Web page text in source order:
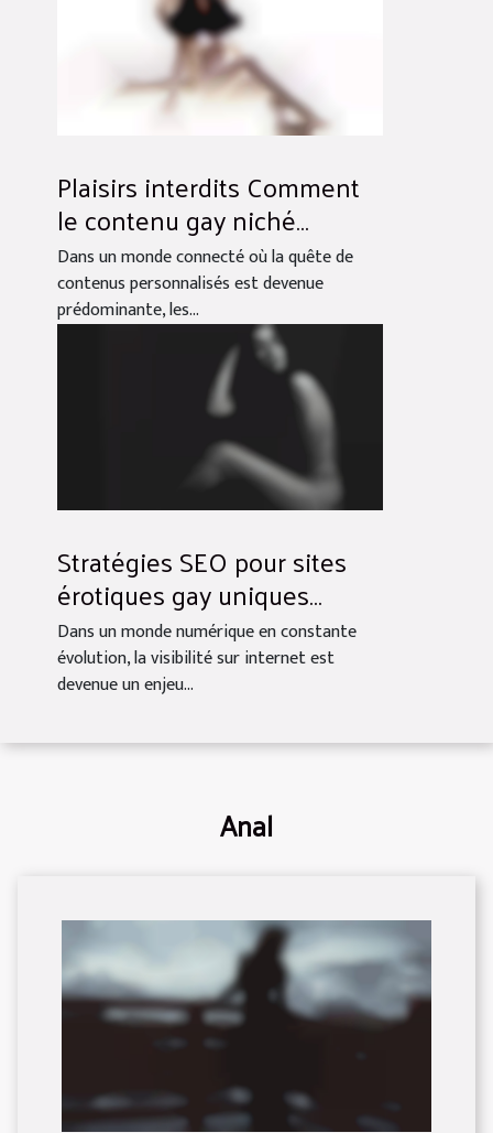
Plaisirs interdits Comment
le contenu gay niché
performe dans les
recherches en ligne
Dans un monde connecté où la quête de
contenus personnalisés est devenue
prédominante, les...
Stratégies SEO pour sites
érotiques gay uniques
augmenter visibilité et trafic
Dans un monde numérique en constante
évolution, la visibilité sur internet est
devenue un enjeu...
Anal